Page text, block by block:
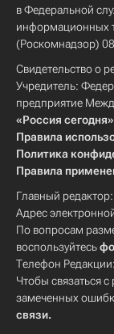
в Федеральной
информационных
(Роскомнадзор)
Свидетельство о
Учредитель:
предприятие
«Россия сегодня»
Правила
Политика
Правила
Главный редактор:
Адрес
По вопросам
воспользуйтесь
Телефон Редакции:
Чтобы связаться
замеченных
связи.